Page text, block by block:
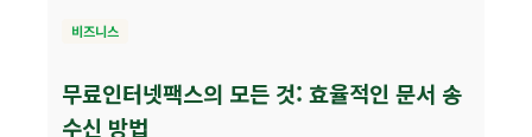
비즈니스
무료인터넷팩스의 모든 것: 효율적인 문서 송
수신 방법